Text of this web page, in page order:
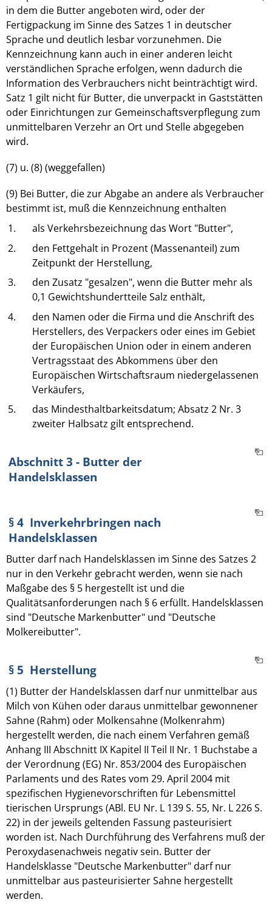
in dem die Butter angeboten wird, oder der
Fertigpackung im Sinne des Satzes 1 in deutscher
Sprache und deutlich lesbar vorzunehmen. Die
Kennzeichnung kann auch in einer anderen leicht
verständlichen Sprache erfolgen, wenn dadurch die
Information des Verbrauchers nicht beinträchtigt wird.
Satz 1 gilt nicht für Butter, die unverpackt in Gaststätten
oder Einrichtungen zur Gemeinschaftsverpflegung zum
unmittelbaren Verzehr an Ort und Stelle abgegeben
wird.
(7) u. (8) (weggefallen)
(9) Bei Butter, die zur Abgabe an andere als Verbraucher
bestimmt ist, muß die Kennzeichnung enthalten
1.
als Verkehrsbezeichnung das Wort "Butter",
2.
den Fettgehalt in Prozent (Massenanteil) zum
Zeitpunkt der Herstellung,
3.
den Zusatz "gesalzen", wenn die Butter mehr als
0,1 Gewichtshundertteile Salz enthält,
4.
den Namen oder die Firma und die Anschrift des
Herstellers, des Verpackers oder eines im Gebiet
der Europäischen Union oder in einem anderen
Vertragsstaat des Abkommens über den
Europäischen Wirtschaftsraum niedergelassenen
Verkäufers,
5.
das Mindesthaltbarkeitsdatum; Absatz 2 Nr. 3
zweiter Halbsatz gilt entsprechend.
Abschnitt 3 - Butter der
Handelsklassen
§ 4 Inverkehrbringen nach
Handelsklassen
Butter darf nach Handelsklassen im Sinne des Satzes 2
nur in den Verkehr gebracht werden, wenn sie nach
Maßgabe des § 5 hergestellt ist und die
Qualitätsanforderungen nach § 6 erfüllt. Handelsklassen
sind "Deutsche Markenbutter" und "Deutsche
Molkereibutter".
§ 5 Herstellung
(1) Butter der Handelsklassen darf nur unmittelbar aus
Milch von Kühen oder daraus unmittelbar gewonnener
Sahne (Rahm) oder Molkensahne (Molkenrahm)
hergestellt werden, die nach einem Verfahren gemäß
Anhang III Abschnitt IX Kapitel II Teil II Nr. 1 Buchstabe a
der Verordnung (EG) Nr. 853/2004 des Europäischen
Parlaments und des Rates vom 29. April 2004 mit
spezifischen Hygienevorschriften für Lebensmittel
tierischen Ursprungs (ABl. EU Nr. L 139 S. 55, Nr. L 226 S.
22) in der jeweils geltenden Fassung pasteurisiert
worden ist. Nach Durchführung des Verfahrens muß der
Peroxydasenachweis negativ sein. Butter der
Handelsklasse "Deutsche Markenbutter" darf nur
unmittelbar aus pasteurisierter Sahne hergestellt
werden.